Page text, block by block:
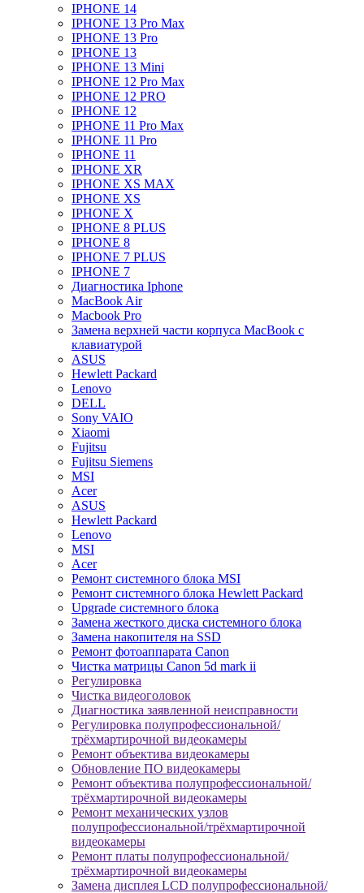
IPHONE 14
IPHONE 13 Pro Max
IPHONE 13 Pro
IPHONE 13
IPHONE 13 Mini
IPHONE 12 Pro Max
IPHONE 12 PRO
IPHONE 12
IPHONE 11 Pro Max
IPHONE 11 Pro
IPHONE 11
IPHONE XR
IPHONE XS MAX
IPHONE XS
IPHONE X
IPHONE 8 PLUS
IPHONE 8
IPHONE 7 PLUS
IPHONE 7
Диагностика Iphone
MacBook Air
Macbook Pro
Замена верхней части корпуса MacBook с
клавиатурой
ASUS
Hewlett Packard
Lenovo
DELL
Sony VAIO
Xiaomi
Fujitsu
Fujitsu Siemens
MSI
Acer
ASUS
Hewlett Packard
Lenovo
MSI
Acer
Ремонт системного блока MSI
Ремонт системного блока Hewlett Packard
Upgrade системного блока
Замена жесткого диска системного блока
Замена накопителя на SSD
Ремонт фотоаппарата Canon
Чистка матрицы Canon 5d mark ii
Регулировка
Чистка видеоголовок
Диагностика заявленной неисправности
Регулировка полупрофессиональной/
трёхмартирочной видеокамеры
Ремонт объектива видеокамеры
Обновление ПО видеокамеры
Ремонт объектива полупрофессиональной/
трёхмартирочной видеокамеры
Ремонт механических узлов
полупрофессиональной/трёхмартирочной
видеокамеры
Ремонт платы полупрофессиональной/
трёхмартирочной видеокамеры
Замена дисплея LCD полупрофессиональной/